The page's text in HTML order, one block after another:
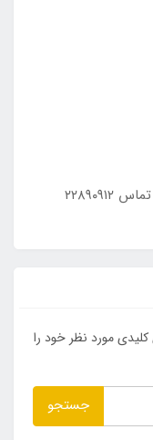
مرکز مشاوره ره‌یافتگان سلامت. شماره تماس ۲۲۸۹۰۹۱۲
مورد نظر خود را
جستجو